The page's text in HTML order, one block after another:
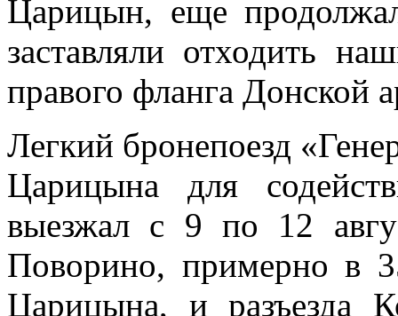
Царицын, еще
заставляли отходить
правого фланга Донской
Легкий бронепоезд
Царицына для
выезжал с 9 по 12
Поворино, примерно в
Царицына, и разъезда